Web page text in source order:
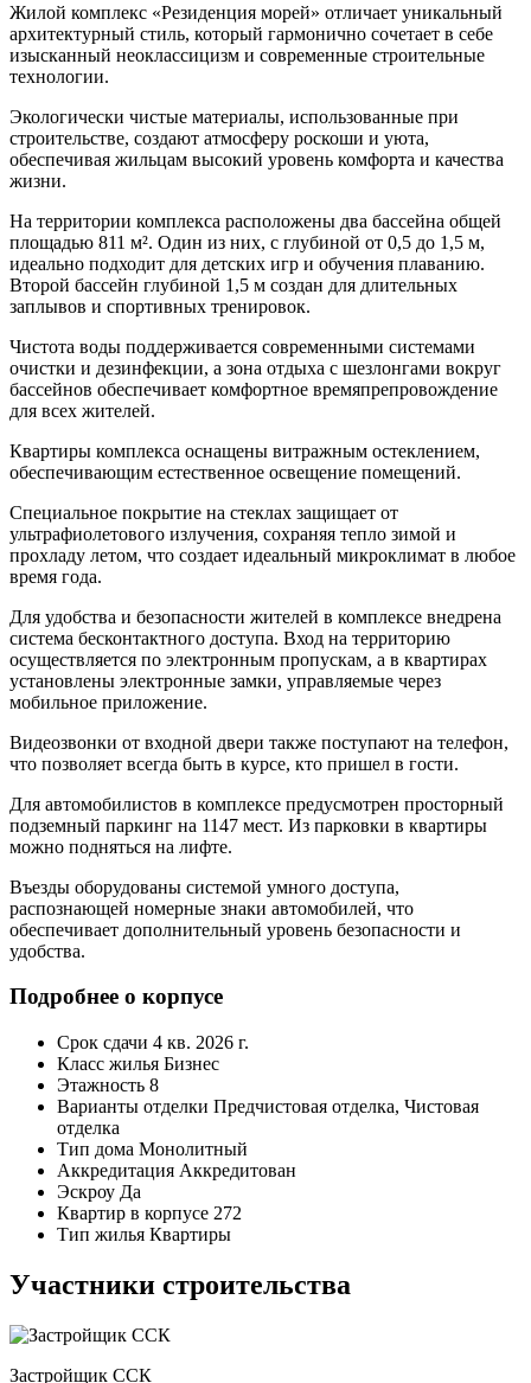
Жилой комплекс «Резиденция морей» отличает уникальный
архитектурный стиль, который гармонично сочетает в себе
изысканный неоклассицизм и современные строительные
технологии.
Экологически чистые материалы, использованные при
строительстве, создают атмосферу роскоши и уюта,
обеспечивая жильцам высокий уровень комфорта и качества
жизни.
На территории комплекса расположены два бассейна общей
площадью 811 м². Один из них, с глубиной от 0,5 до 1,5 м,
идеально подходит для детских игр и обучения плаванию.
Второй бассейн глубиной 1,5 м создан для длительных
заплывов и спортивных тренировок.
Чистота воды поддерживается современными системами
очистки и дезинфекции, а зона отдыха с шезлонгами вокруг
бассейнов обеспечивает комфортное времяпрепровождение
для всех жителей.
Квартиры комплекса оснащены витражным остеклением,
обеспечивающим естественное освещение помещений.
Специальное покрытие на стеклах защищает от
ультрафиолетового излучения, сохраняя тепло зимой и
прохладу летом, что создает идеальный микроклимат в любое
время года.
Для удобства и безопасности жителей в комплексе внедрена
система бесконтактного доступа. Вход на территорию
осуществляется по электронным пропускам, а в квартирах
установлены электронные замки, управляемые через
мобильное приложение.
Видеозвонки от входной двери также поступают на телефон,
что позволяет всегда быть в курсе, кто пришел в гости.
Для автомобилистов в комплексе предусмотрен просторный
подземный паркинг на 1147 мест. Из парковки в квартиры
можно подняться на лифте.
Въезды оборудованы системой умного доступа,
распознающей номерные знаки автомобилей, что
обеспечивает дополнительный уровень безопасности и
удобства.
Подробнее о корпусе
Срок сдачи 4 кв. 2026 г.
Класс жилья Бизнес
Этажность 8
Варианты отделки Предчистовая отделка, Чистовая
отделка
Тип дома Монолитный
Аккредитация Аккредитован
Эскроу Да
Квартир в корпусе 272
Тип жилья Квартиры
Участники строительства
Застройщик ССК